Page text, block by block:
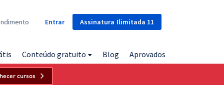
Assinatura Ilimitada 11
Entrar
Conteúdo gratuito Blog Aprovados
cursos